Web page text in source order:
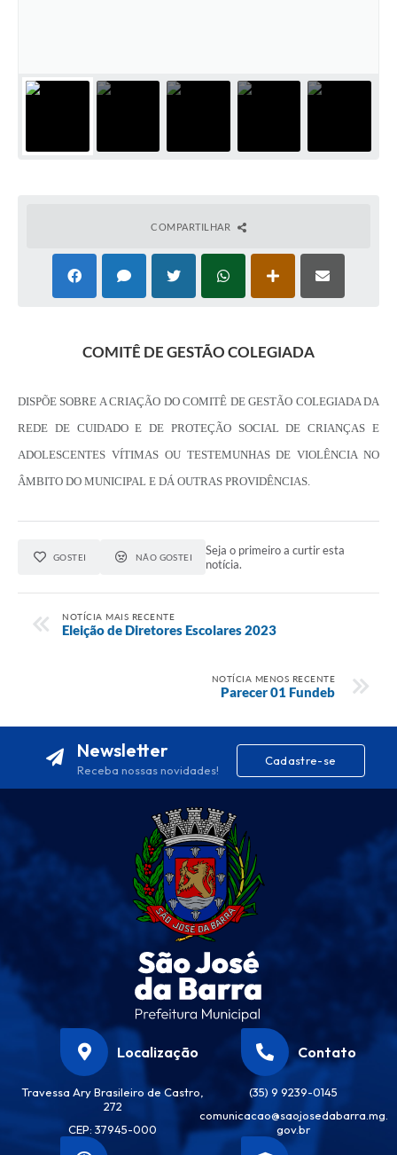
COMPARTILHAR
COMITÊ DE GESTÃO COLEGIADA
DISPÕE SOBRE A CRIAÇÃO DO COMITÊ DE GESTÃO COLEGIADA DA
REDE DE CUIDADO E DE PROTEÇÃO SOCIAL DE CRIANÇAS E
ADOLESCENTES VÍTIMAS OU TESTEMUNHAS DE VIOLÊNCIA NO
ÂMBITO DO MUNICIPAL E DÁ OUTRAS PROVIDÊNCIAS.
GOSTEI NÃO GOSTEI
Seja o primeiro a curtir esta
notícia.
NOTÍCIA MAIS RECENTE
Eleição de Diretores Escolares 2023
NOTÍCIA MENOS RECENTE
Parecer 01 Fundeb
Newsletter
Receba nossas novidades!
Cadastre-se
Localização
Travessa Ary Brasileiro de Castro,
272
CEP: 37945-000
Contato
(35) 9 9239-0145
comunicacao@saojosedabarra.mg.
gov.br